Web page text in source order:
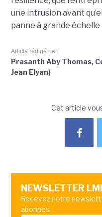
une intrusion avant
panne à grande échelle
Article rédigé par
Prasanth Aby Thomas,
Jean Elyan)
Cet article
NEWSLETTER LMI
Recevez notre
abonnés